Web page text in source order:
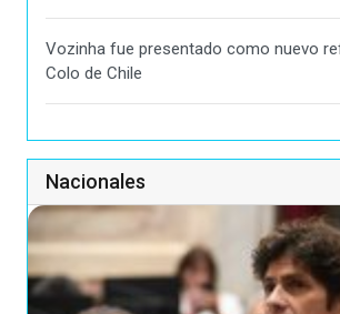
Vozinha fue presentado como nuevo
Colo de Chile
Nacionales